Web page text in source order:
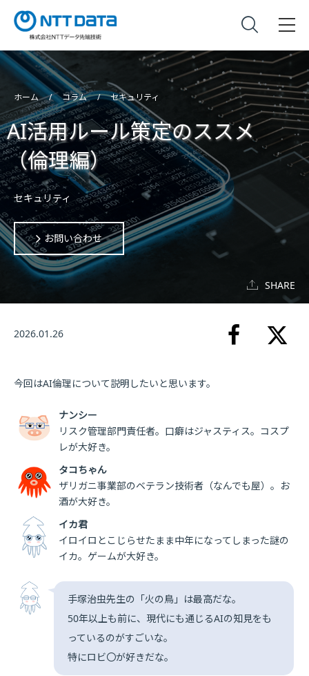
ホーム コラム セキュリティ
AI活用ルール策定のススメ
（倫理編）
セキュリティ
お問い合わせ
SHARE
2026.01.26
今回はAI倫理について説明したいと思います。
ナンシー
リスク管理部門責任者。口癖はジャスティス。コスプ
レが大好き。
タコちゃん
ザリガニ事業部のベテラン技術者（なんでも屋）。お
酒が大好き。
イカ君
イロイロとこじらせたまま中年になってしまった謎の
イカ。ゲームが大好き。
手塚治虫先生の「火の鳥」は最高だな。
50年以上も前に、現代にも通じるAIの知見をも
っているのがすごいな。
特にロビ〇が好きだな。